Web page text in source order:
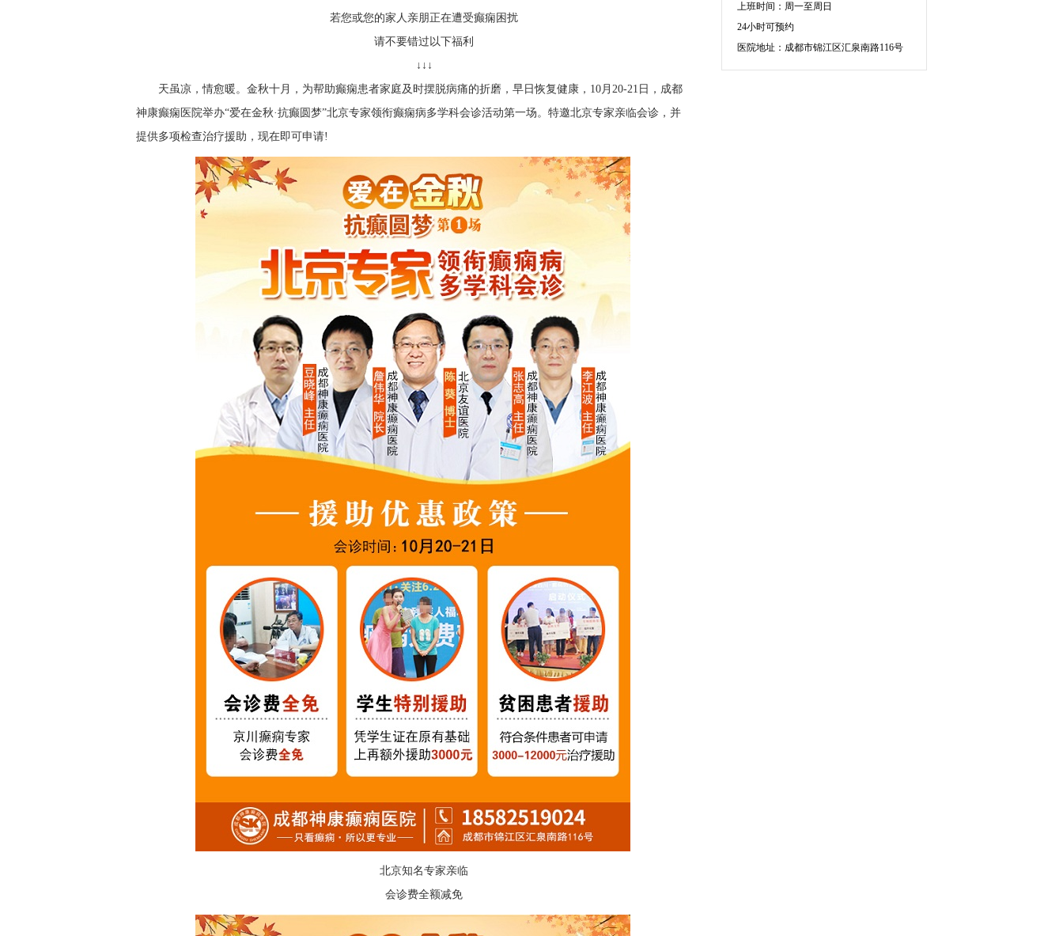
若您或您的家人亲朋正在遭受癫痫困扰
请不要错过以下福利
↓↓↓
天虽凉，情愈暖。金秋十月，为帮助癫痫患者家庭及时摆脱病痛的折磨，早日恢复健康，10月20-21日，成都
神康癫痫医院举办“爱在金秋·抗癫圆梦”北京专家领衔癫痫病多学科会诊活动第一场。特邀北京专家亲临会诊，并
提供多项检查治疗援助，现在即可申请!
北京知名专家亲临
会诊费全额减免
上班时间：周一至周日
24小时可预约
医院地址：成都市锦江区汇泉南路116号